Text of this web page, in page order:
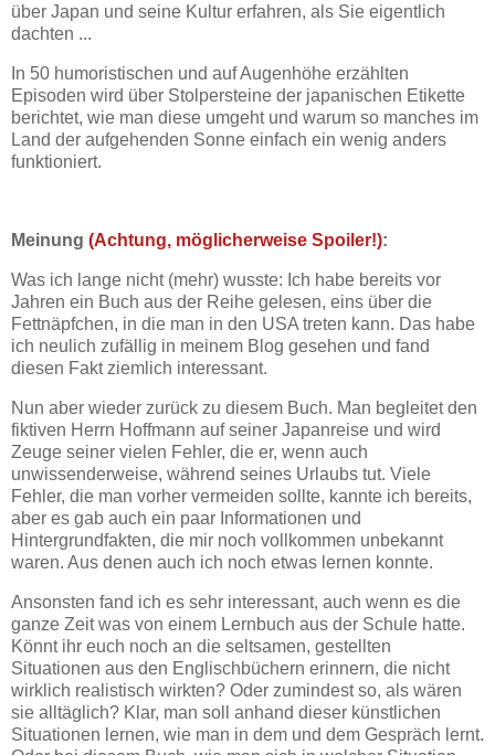
über Japan und seine Kultur erfahren, als Sie eigentlich
dachten ...
In 50 humoristischen und auf Augenhöhe erzählten
Episoden wird über Stolpersteine der japanischen Etikette
berichtet, wie man diese umgeht und warum so manches im
Land der aufgehenden Sonne einfach ein wenig anders
funktioniert.
Meinung (Achtung, möglicherweise Spoiler!):
Was ich lange nicht (mehr) wusste: Ich habe bereits vor
Jahren ein Buch aus der Reihe gelesen, eins über die
Fettnäpfchen, in die man in den USA treten kann. Das habe
ich neulich zufällig in meinem Blog gesehen und fand
diesen Fakt ziemlich interessant.
Nun aber wieder zurück zu diesem Buch. Man begleitet den
fiktiven Herrn Hoffmann auf seiner Japanreise und wird
Zeuge seiner vielen Fehler, die er, wenn auch
unwissenderweise, während seines Urlaubs tut. Viele
Fehler, die man vorher vermeiden sollte, kannte ich bereits,
aber es gab auch ein paar Informationen und
Hintergrundfakten, die mir noch vollkommen unbekannt
waren. Aus denen auch ich noch etwas lernen konnte.
Ansonsten fand ich es sehr interessant, auch wenn es die
ganze Zeit was von einem Lernbuch aus der Schule hatte.
Könnt ihr euch noch an die seltsamen, gestellten
Situationen aus den Englischbüchern erinnern, die nicht
wirklich realistisch wirkten? Oder zumindest so, als wären
sie alltäglich? Klar, man soll anhand dieser künstlichen
Situationen lernen, wie man in dem und dem Gespräch lernt.